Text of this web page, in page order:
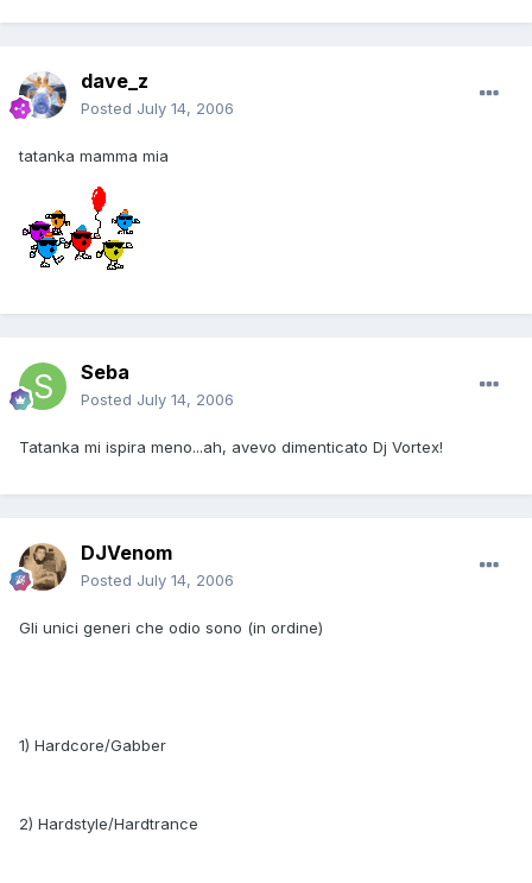
dave_z
Posted July 14, 2006
tatanka mamma mia
Seba
Posted July 14, 2006
Tatanka mi ispira meno...ah, avevo dimenticato Dj Vortex!
DJVenom
Posted July 14, 2006
Gli unici generi che odio sono (in ordine)
1) Hardcore/Gabber
2) Hardstyle/Hardtrance